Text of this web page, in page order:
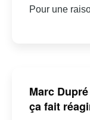
Pour une
Marc
ça fait